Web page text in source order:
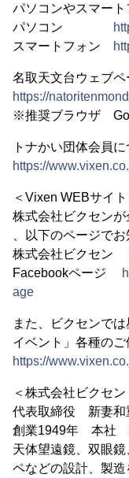
パソコンやスマート
パソコン
スマートフォン
名取天文台ウェブペ
https://
※推奨ブラウザ
トナかい団体会員に
https://
＜Vixen WEBサイト
株式会社ビクセン
、以下のページでお
株式会社ビクセン
Facebookページ
age
また、ビクセンで
イベント」各種のご
https://
＜株式会社ビクセ
代表取締役 新妻和
創業1949年 本社
天体望遠鏡、双眼
ペなどの設計、製